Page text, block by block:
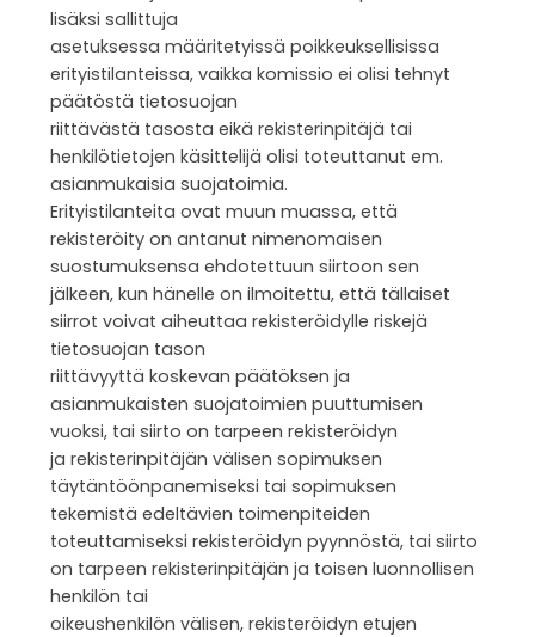
lisäksi sallittuja
asetuksessa määritetyissä poikkeuksellisissa
erityistilanteissa, vaikka komissio ei olisi tehnyt
päätöstä tietosuojan
riittävästä tasosta eikä rekisterinpitäjä tai
henkilötietojen käsittelijä olisi toteuttanut em.
asianmukaisia suojatoimia.
Erityistilanteita ovat muun muassa, että
rekisteröity on antanut nimenomaisen
suostumuksensa ehdotettuun siirtoon sen
jälkeen, kun hänelle on ilmoitettu, että tällaiset
siirrot voivat aiheuttaa rekisteröidylle riskejä
tietosuojan tason
riittävyyttä koskevan päätöksen ja
asianmukaisten suojatoimien puuttumisen
vuoksi, tai siirto on tarpeen rekisteröidyn
ja rekisterinpitäjän välisen sopimuksen
täytäntöönpanemiseksi tai sopimuksen
tekemistä edeltävien toimenpiteiden
toteuttamiseksi rekisteröidyn pyynnöstä, tai siirto
on tarpeen rekisterinpitäjän ja toisen luonnollisen
henkilön tai
oikeushenkilön välisen, rekisteröidyn etujen